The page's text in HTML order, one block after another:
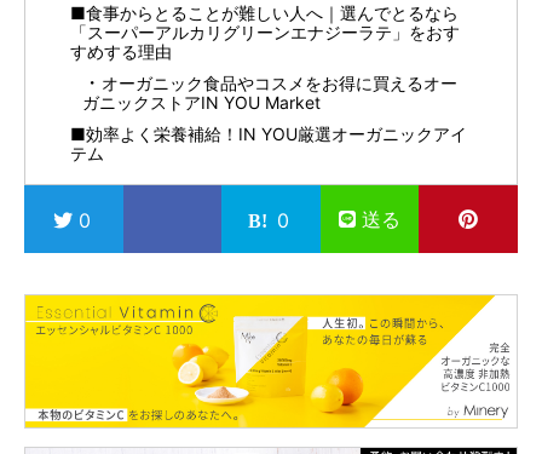
■食事からとることが難しい人へ｜選んでとるなら
「スーパーアルカリグリーンエナジーラテ」をおす
すめする理由
オーガニック食品やコスメをお得に買えるオー
ガニックストアIN YOU Market
■効率よく栄養補給！IN YOU厳選オーガニックアイ
テム
0 0 送る